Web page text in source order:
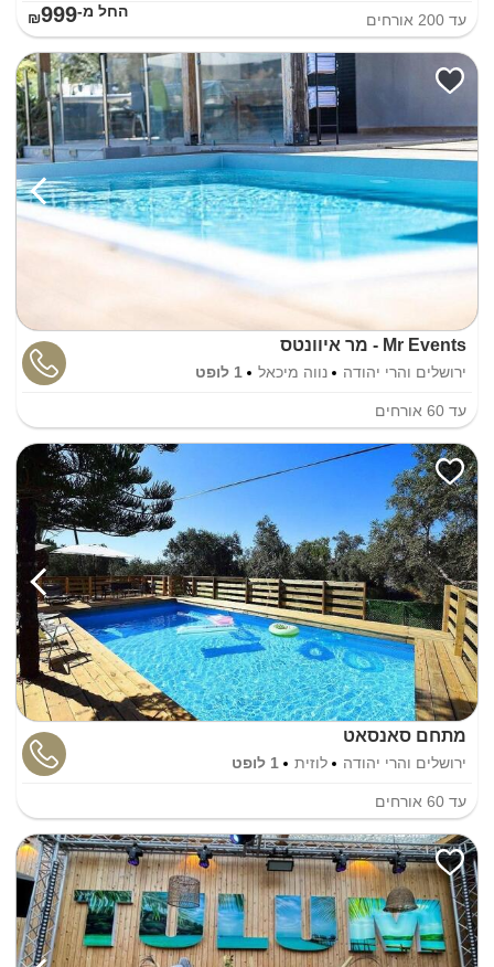
עד 200 אורחים החל מ-₪999
Mr Events - מר איוונטס
ירושלים והרי יהודה נווה מיכאל 1 לופט
עד 60 אורחים
מתחם סאנסאט
ירושלים והרי יהודה לוזית 1 לופט
עד 60 אורחים